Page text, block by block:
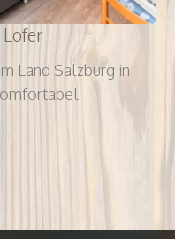
Land Salzburg in